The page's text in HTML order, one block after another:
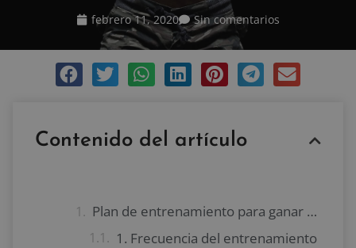
febrero 11, 2020 Sin comentarios
Contenido del artículo
Plan de entrenamiento para ganar músculo
1. Frecuencia del entrenamiento